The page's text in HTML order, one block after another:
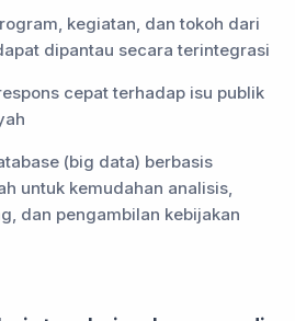
kegiatan, dan tokoh dari
dipantau secara terintegrasi
cepat terhadap isu publik
(big data) berbasis
untuk kemudahan analisis,
dan pengambilan kebijakan